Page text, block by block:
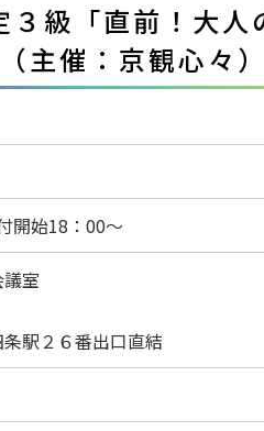
３級「直前！大
主催：京観心々）
開始18：00～
室
駅２６番出口直結